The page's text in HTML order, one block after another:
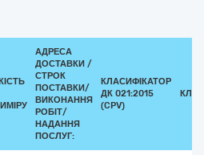
АДРЕСА
ДОСТАВКИ /
СТРОК
ПОСТАВКИ/
ВИКОНАННЯ
РОБІТ/
НАДАННЯ
ПОСЛУГ:
КЛАСИФІКАТОР
ДК 021:2015
(CPV)